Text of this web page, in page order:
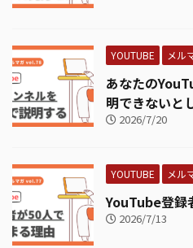
YOUTUBE メル
あなたの
明できないと
2026/7/20
YOUTUBE メル
YouTube登録
2026/7/13